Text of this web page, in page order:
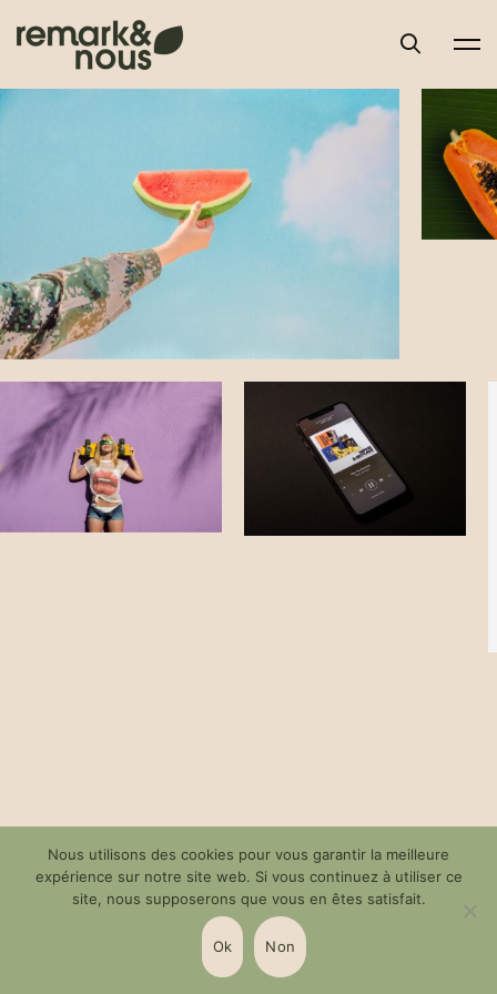
LinkedIn
© 2020 BilleyTheme by Thememove.
Nous utilisons des cookies pour vous garantir la meilleure
expérience sur notre site web. Si vous continuez à utiliser ce
site, nous supposerons que vous en êtes satisfait.
Ok Non